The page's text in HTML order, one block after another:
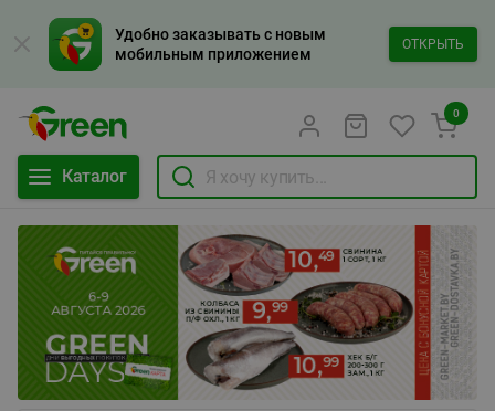
Удобно заказывать с новым
мобильным приложением
ОТКРЫТЬ
Каталог
0